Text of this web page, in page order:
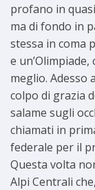
profano in
ma di fondo in
stessa in coma
e
meglio. Adesso
colpo di grazia
salame sugli
chiamati in
federale per il
Questa volta
Alpi Centrali